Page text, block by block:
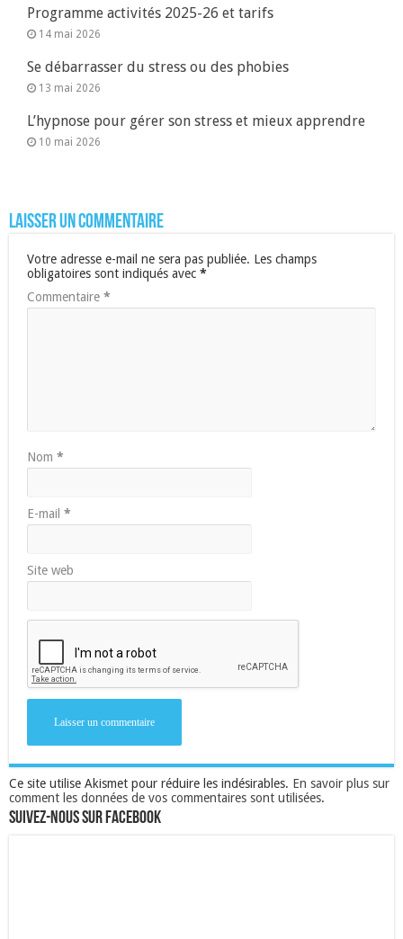
Programme activités 2025-26 et tarifs
14 mai 2026
Se débarrasser du stress ou des phobies
13 mai 2026
L’hypnose pour gérer son stress et mieux apprendre
10 mai 2026
Laisser un commentaire
Votre adresse e-mail ne sera pas publiée. Les champs
obligatoires sont indiqués avec *
Commentaire *
Nom *
E-mail *
Site web
Ce site utilise Akismet pour réduire les indésirables. En savoir plus sur
comment les données de vos commentaires sont utilisées.
Suivez-nous sur Facebook